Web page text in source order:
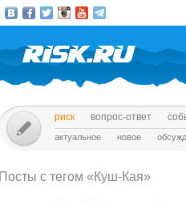
риск вопрос-ответ
актуальное новое
Посты c тегом «Куш-Кая»